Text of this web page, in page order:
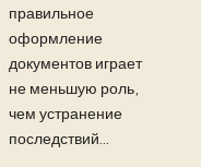
правильное
оформление
документов играет
не меньшую роль,
чем устранение
последствий...